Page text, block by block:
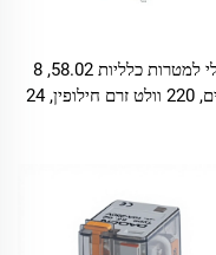
רילי למטרות כלליות 58.02, 8
פינים, 220 וולט זרם חילופין, 24